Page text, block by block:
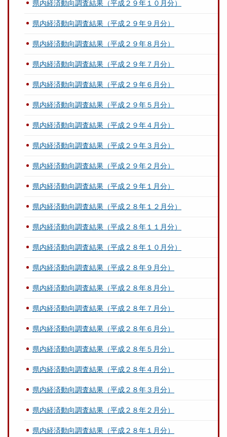
県内経済動向調査結果（平成２９年１０月分）
県内経済動向調査結果（平成２９年９月分）
県内経済動向調査結果（平成２９年８月分）
県内経済動向調査結果（平成２９年７月分）
県内経済動向調査結果（平成２９年６月分）
県内経済動向調査結果（平成２９年５月分）
県内経済動向調査結果（平成２９年４月分）
県内経済動向調査結果（平成２９年３月分）
県内経済動向調査結果（平成２９年２月分）
県内経済動向調査結果（平成２９年１月分）
県内経済動向調査結果（平成２８年１２月分）
県内経済動向調査結果（平成２８年１１月分）
県内経済動向調査結果（平成２８年１０月分）
県内経済動向調査結果（平成２８年９月分）
県内経済動向調査結果（平成２８年８月分）
県内経済動向調査結果（平成２８年７月分）
県内経済動向調査結果（平成２８年６月分）
県内経済動向調査結果（平成２８年５月分）
県内経済動向調査結果（平成２８年４月分）
県内経済動向調査結果（平成２８年３月分）
県内経済動向調査結果（平成２８年２月分）
県内経済動向調査結果（平成２８年１月分）